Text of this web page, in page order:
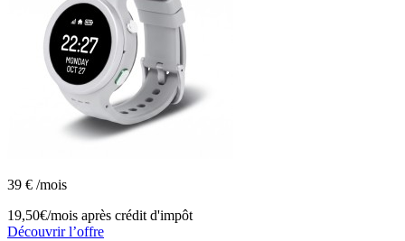
39 € /mois
19,50€/mois après crédit d'impôt
Découvrir l’offre